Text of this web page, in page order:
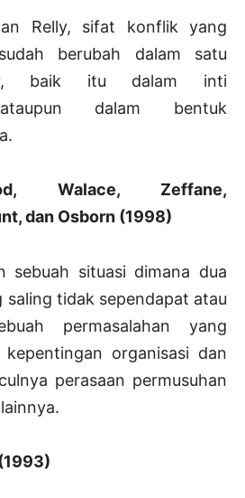
Relly, sifat konflik yang
berubah dalam satu
baik itu dalam inti
ataupun dalam bentuk
Walace, Zeffane,
dan Osborn (1998)
sebuah situasi dimana dua
saling tidak sependapat atau
permasalahan yang
organisasi dan
perasaan permusuhan